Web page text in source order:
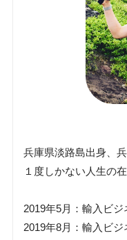
兵庫県淡路島出身、
１度しかない人生の
2019年5月：輸入ビジ
2019年8月：輸入ビジ